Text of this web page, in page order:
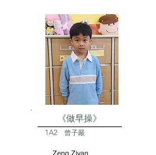
《做早操》
1A2 曾子嚴
Zeng Ziyan